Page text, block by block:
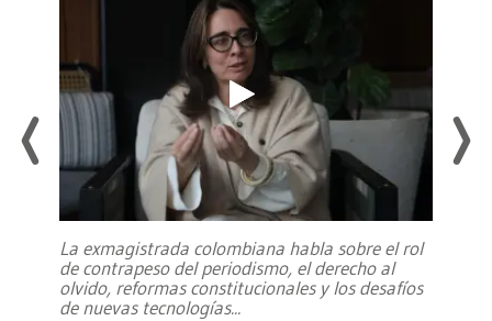
La exmagistrada colombiana habla sobre el rol
de contrapeso del periodismo, el derecho al
olvido, reformas constitucionales y los desafíos
de nuevas tecnologías...